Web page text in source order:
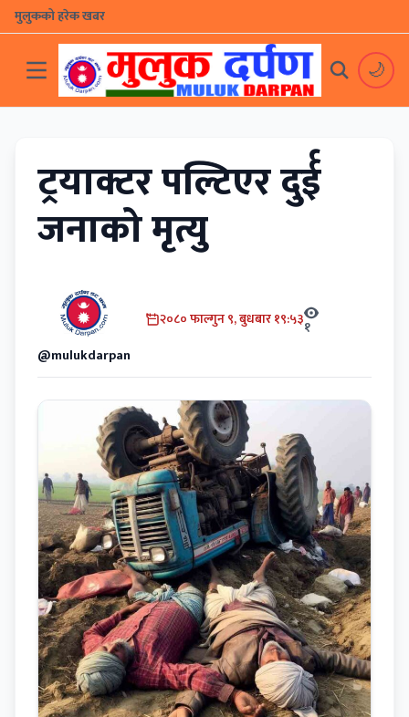
मुलुकको हरेक खबर
🌙
ट्रयाक्टर पल्टिएर दुर्ई
जनाको मृत्यु
@mulukdarpan
२०८० फाल्गुन ९, बुधबार १९:५३१